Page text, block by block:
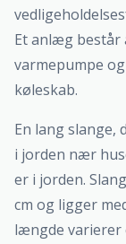
Et anlæg består
varmepumpe
køleskab.
En lang slange,
i jorden nær
er i jorden.
cm og ligger
længde varierer